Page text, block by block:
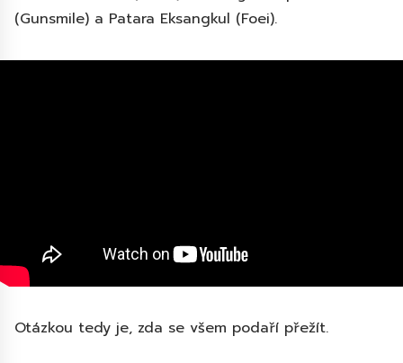
(Gunsmile) a Patara Eksangkul (Foei).
Otázkou tedy je, zda se všem podaří přežít.